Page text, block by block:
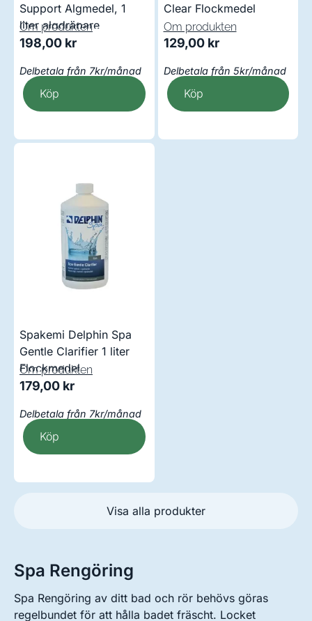
Support Algmedel, 1
liter algdräpare
Om produkten
198,00 kr
Delbetala från 7kr/månad
Köp
Clear Flockmedel
Om produkten
129,00 kr
Delbetala från 5kr/månad
Köp
Spakemi Delphin Spa
Gentle Clarifier 1 liter
Flockmedel
Om produkten
179,00 kr
Delbetala från 7kr/månad
Köp
Visa alla produkter
Spa Rengöring
Spa Rengöring av ditt bad och rör behövs göras
regelbundet för att hålla badet fräscht. Locket